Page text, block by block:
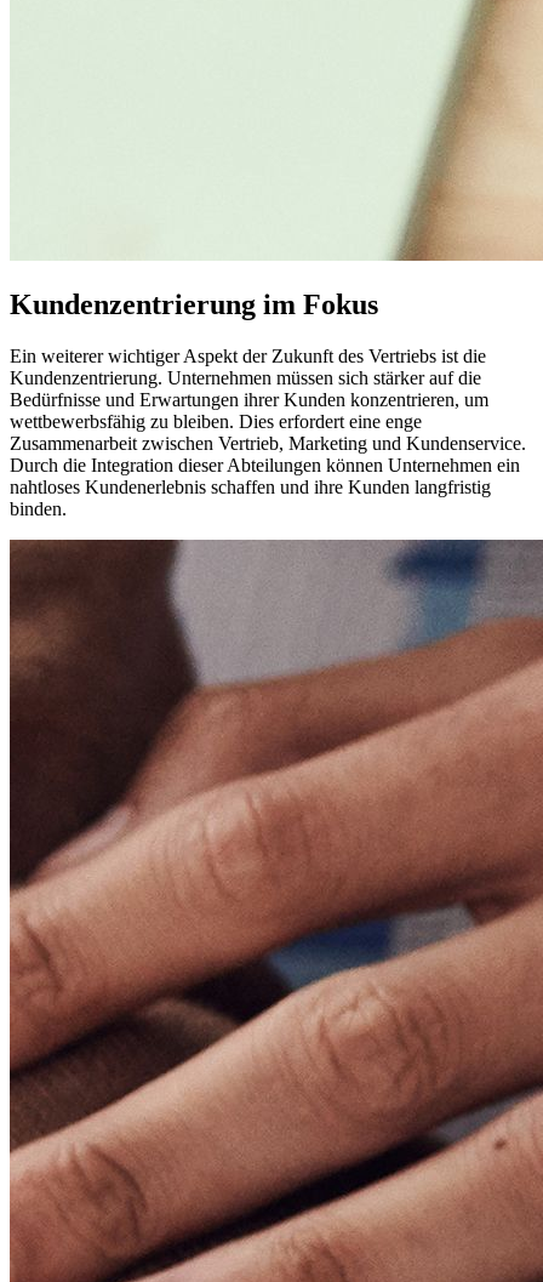
Kundenzentrierung im Fokus
Ein weiterer wichtiger Aspekt der Zukunft des Vertriebs ist die
Kundenzentrierung. Unternehmen müssen sich stärker auf die
Bedürfnisse und Erwartungen ihrer Kunden konzentrieren, um
wettbewerbsfähig zu bleiben. Dies erfordert eine enge
Zusammenarbeit zwischen Vertrieb, Marketing und Kundenservice.
Durch die Integration dieser Abteilungen können Unternehmen ein
nahtloses Kundenerlebnis schaffen und ihre Kunden langfristig
binden.